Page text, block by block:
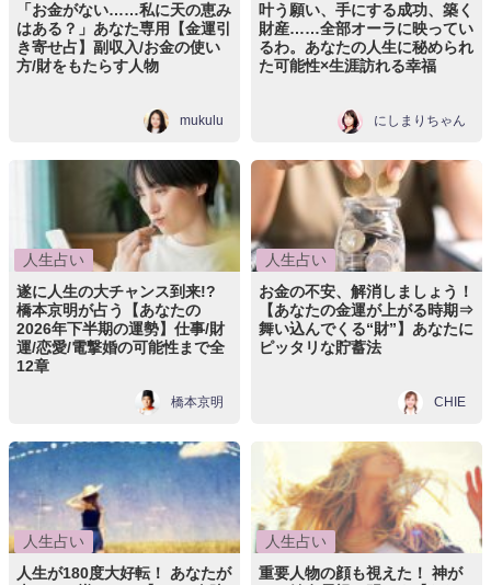
「お金がない……私に天の恵み
はある？」あなた専用【金運引
き寄せ占】副収入/お金の使い
方/財をもたらす人物
mukulu
叶う願い、手にする成功、築く
財産……全部オーラに映ってい
るわ。あなたの人生に秘められ
た可能性×生涯訪れる幸福
にしまりちゃん
人生占い
遂に人生の大チャンス到来!?
橋本京明が占う【あなたの
2026年下半期の運勢】仕事/財
運/恋愛/電撃婚の可能性まで全
12章
橋本京明
人生占い
お金の不安、解消しましょう！
【あなたの金運が上がる時期⇒
舞い込んでくる“財”】あなたに
ピッタリな貯蓄法
CHIE
人生占い
人生が180度大好転！ あなたが
人生占い
重要人物の顔も視えた！ 神が